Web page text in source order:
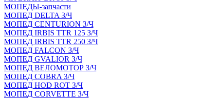
МОПЕДЫ-запчасти
МОПЕД DELTA З/Ч
МОПЕД CENTURION З/Ч
МОПЕД IRBIS TTR 125 З/Ч
МОПЕД IRBIS TTR 250 З/Ч
МОПЕД FALCON З/Ч
МОПЕД GVALIOR З/Ч
МОПЕД ВЕЛОМОТОР З/Ч
МОПЕД COBRA З/Ч
МОПЕД HOD ROT З/Ч
МОПЕД CORVETTE З/Ч